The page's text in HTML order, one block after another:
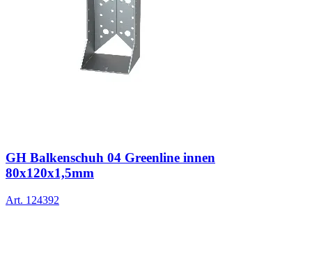
GH Balkenschuh 04 Greenline innen
80x120x1,5mm
Art. 124392